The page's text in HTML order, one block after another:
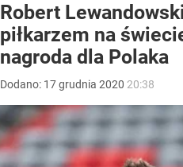
Robert
piłkarzem na
nagroda dla Polaka
Dodano: 17grudnia 2020 20:38